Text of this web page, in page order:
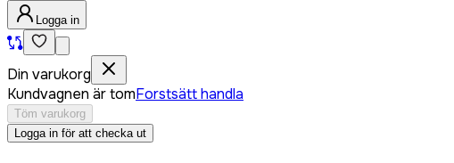
Logga in
Din varukorg
Kundvagnen är tomForstsätt handla
Töm varukorg
Logga in för att checka ut